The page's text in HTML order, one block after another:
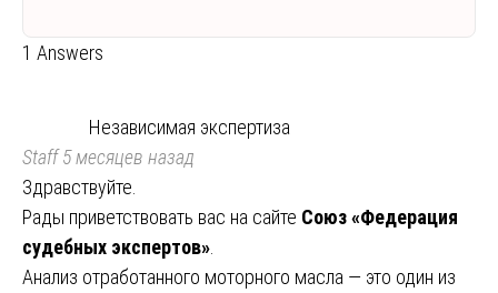
1 Answers
Независимая экспертиза
Staff5 месяцев назад
Здравствуйте.
Рады приветствовать вас на сайте Союз «Федерация
судебных экспертов»
Анализ отработанного моторного масла — это один из